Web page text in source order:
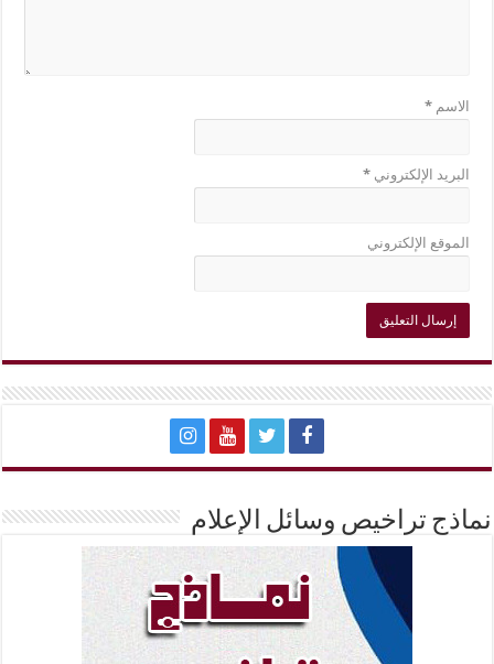
الاسم*
البريد الإلكتروني*
الموقع الإلكتروني
نماذج تراخيص وسائل الإعلام